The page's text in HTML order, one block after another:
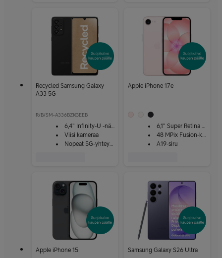
Recycled Samsung Galaxy
A33 5G
R/B/SM-A336BZKGEEB
6,4" Infinity-U -näyttö
Viisi kameraa
Nopeat 5G-yhteydet
Apple iPhone 17e
6,1" Super Retina XDR
48 MPix Fusion-kamera
A19-siru
Apple iPhone 15 Samsung Galaxy S26 Ultra